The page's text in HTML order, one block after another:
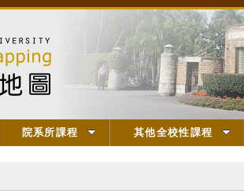
院系所課程 其他全校性課程